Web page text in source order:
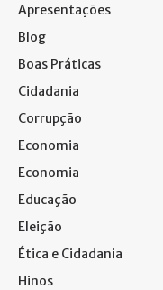
Apresentações
Blog
Boas Práticas
Cidadania
Corrupção
Economia
Economia
Educação
Eleição
Ética e Cidadania
Hinos